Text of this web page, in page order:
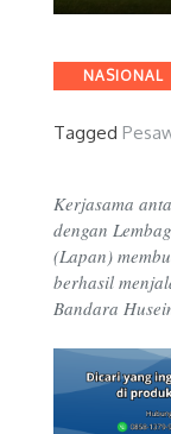
Categories
NASIONAL
Tagged
Kerjasama
dengan
(Lapan)
berhasil
Bandara